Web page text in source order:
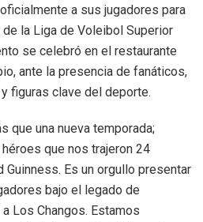
a sus jugadores para
la Liga de Voleibol Superior
se celebró en el restaurante
ante la presencia de fanáticos,
figuras clave del deporte.
que una nueva temporada;
que nos trajeron 24
Guinness. Es un orgullo presentar
bajo el legado de
Los Changos. Estamos